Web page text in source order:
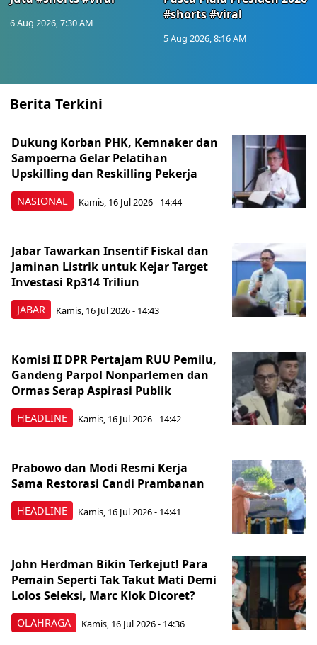
6 Aug 2026, 7:30 AM
#shorts #viral
5 Aug 2026, 8:16 AM
Berita Terkini
NASIONAL
Dukung Korban PHK, Kemnaker dan
Sampoerna Gelar Pelatihan
Upskilling dan Reskilling Pekerja
Kamis, 16 Jul 2026 - 14:44
JABAR
Jabar Tawarkan Insentif Fiskal dan
Jaminan Listrik untuk Kejar Target
Investasi Rp314 Triliun
Kamis, 16 Jul 2026 - 14:43
HEADLINE
Komisi II DPR Pertajam RUU Pemilu,
Gandeng Parpol Nonparlemen dan
Ormas Serap Aspirasi Publik
Kamis, 16 Jul 2026 - 14:42
HEADLINE
Prabowo dan Modi Resmi Kerja
Sama Restorasi Candi Prambanan
Kamis, 16 Jul 2026 - 14:41
OLAHRAGA
John Herdman Bikin Terkejut! Para
Pemain Seperti Tak Takut Mati Demi
Lolos Seleksi, Marc Klok Dicoret?
Kamis, 16 Jul 2026 - 14:36